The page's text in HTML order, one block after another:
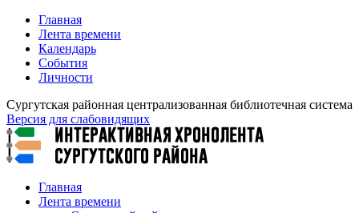
Главная
Лента времени
Календарь
События
Личности
Сургутская районная централизованная библиотечная система
Версия для слабовидящих
Главная
Лента времени